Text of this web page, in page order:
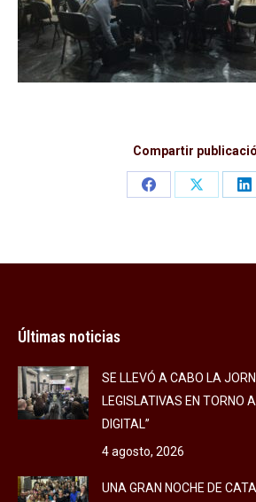
Compartir
Share
Share
Últimas noticias
SE LLEVÓ A CABO LA
LEGISLATIVAS EN TORNO
DIGITAL”
4 agosto, 2026
UNA GRAN NOCHE DE